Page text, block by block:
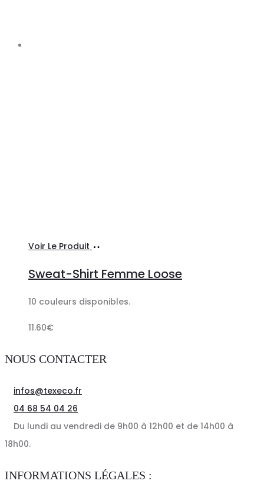
Voir Le Produit
panier
Sweat-Shirt Femme Loose
10 couleurs disponibles.
11.60€
NOUS CONTACTER
infos@texeco.fr
04 68 54 04 26
Du lundi au vendredi de 9h00 à 12h00 et de 14h00 à
18h00.
INFORMATIONS LÉGALES :